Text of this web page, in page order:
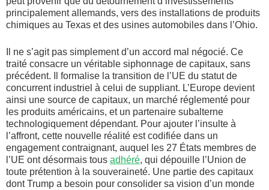
principalement allemands, vers des installations de produits
chimiques au Texas et des usines automobiles dans l’Ohio.
Il ne s’agit pas simplement d’un accord mal négocié. Ce
traité consacre un véritable siphonnage de capitaux, sans
précédent. Il formalise la transition de l’UE du statut de
concurrent industriel à celui de suppliant. L’Europe devient
ainsi une source de capitaux, un marché réglementé pour
les produits américains, et un partenaire subalterne
technologiquement dépendant. Pour ajouter l’insulte à
l’affront, cette nouvelle réalité est codifiée dans un
engagement contraignant, auquel les 27 États membres de
l’UE ont désormais tous adhéré, qui dépouille l’Union de
toute prétention à la souveraineté. Une partie des capitaux
dont Trump a besoin pour consolider sa vision d’un monde